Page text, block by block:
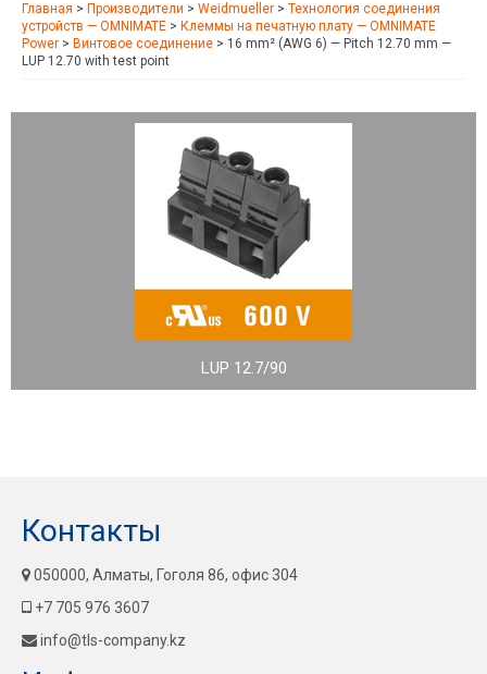
Новости
Контакты
Главная > Производители > Weidmueller > Технология соединения
устройств — OMNIMATE > Клеммы на печатную плату — OMNIMATE
Power > Винтовое соединение > 16 mm² (AWG 6) — Pitch 12.70 mm —
LUP 12.70 with test point
LUP 12.7/90
Контакты
050000, Алматы, Гоголя 86, офис 304
+7 705 976 3607
info@tls-company.kz